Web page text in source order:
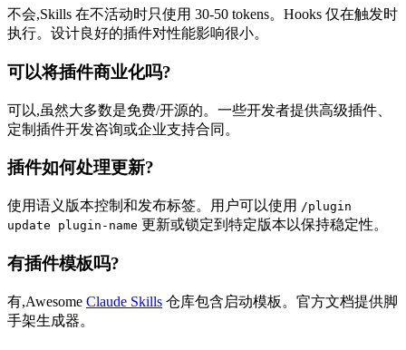
不会,Skills 在不活动时只使用 30-50 tokens。Hooks 仅在触发时
执行。设计良好的插件对性能影响很小。
可以将插件商业化吗?
可以,虽然大多数是免费/开源的。一些开发者提供高级插件、
定制插件开发咨询或企业支持合同。
插件如何处理更新?
使用语义版本控制和发布标签。用户可以使用 /plugin
update plugin-name 更新或锁定到特定版本以保持稳定性。
有插件模板吗?
有,Awesome Claude Skills 仓库包含启动模板。官方文档提供脚
手架生成器。